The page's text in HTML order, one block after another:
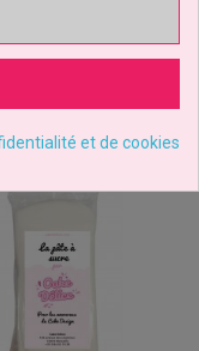
même
et de cookies